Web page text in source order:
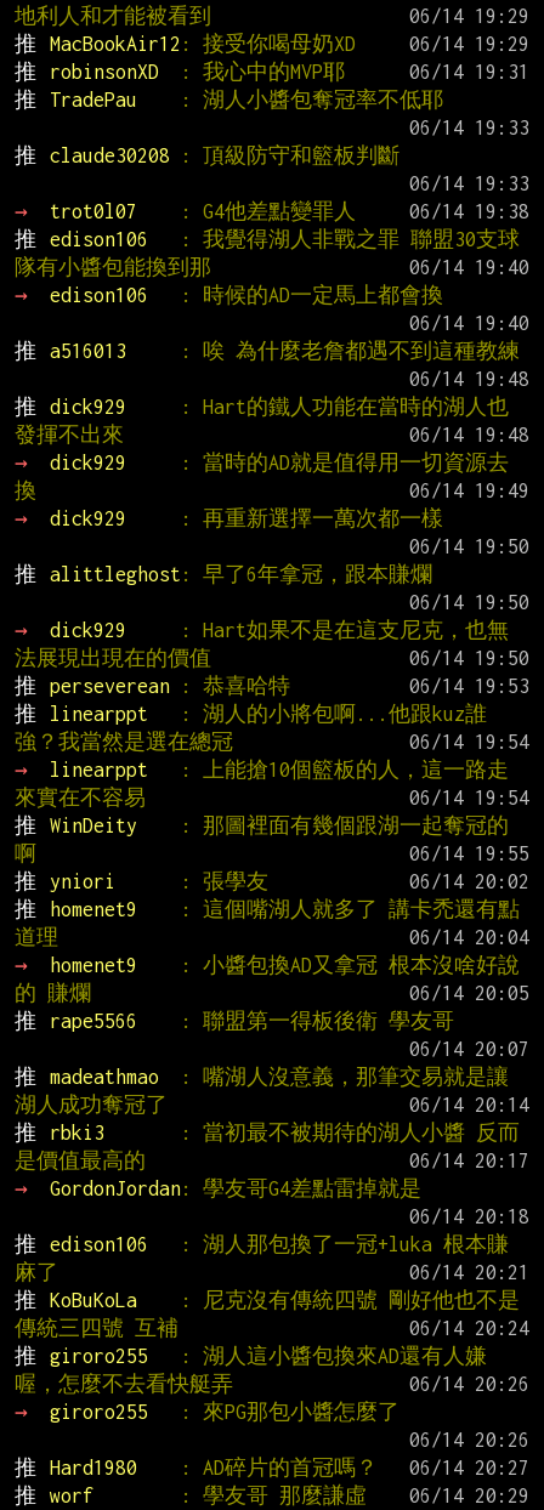
地利人和才能被看到
推
MacBookAir12 : 接受你喝母奶XD
推
robinsonXD : 我心中的MVP耶
推
TradePau
: 湖人小醬包奪冠率不低耶
推
claude30208
: 頂級防守和籃板判斷
→
trot0l07 : G4他差點變罪人
推
edison106
: 我覺得湖人非戰之罪 聯盟30支球
隊有小醬包能換到那
→
edison106
: 時候的AD一定馬上都會換
推
a516013
: 唉 為什麼老詹都遇不到這種教練
推
dick929
: Hart的鐵人功能在當時的湖人也
發揮不出來
→
dick929
: 當時的AD就是值得用一切資源去
換
→
dick929
: 再重新選擇一萬次都一樣
推
alittleghost : 早了6年拿冠，跟本賺爛
→
dick929
: Hart如果不是在這支尼克，也無
法展現出現在的價值
推
perseverean : 恭喜哈特
推
linearppt
: 湖人的小將包啊...他跟kuz誰
強？我當然是選在總冠
→
linearppt
: 上能搶10個籃板的人，這一路走
來實在不容易
推
WinDeity
: 那圖裡面有幾個跟湖一起奪冠的
啊
推
yniori : 張學友
推
homenet9
: 這個嘴湖人就多了 講卡禿還有點
道理
→
homenet9
: 小醬包換AD又拿冠 根本沒啥好說
的 賺爛
推
rape5566
: 聯盟第一得板後衛 學友哥
推
madeathmao
: 嘴湖人沒意義，那筆交易就是讓
湖人成功奪冠了
推
rbki3
: 當初最不被期待的湖人小醬 反而
是價值最高的
→
GordonJordan: 學友哥G4差點雷掉就是
推
edison106
: 湖人那包換了一冠+luka 根本賺
麻了
推
KoBuKoLa
: 尼克沒有傳統四號 剛好他也不是
傳統三四號 互補
推
giroro255
: 湖人這小醬包換來AD還有人嫌
喔，怎麼不去看快艇弄
→
giroro255
: 來PG那包小醬怎麼了
推
Hard1980 : AD碎片的首冠嗎？
推
worf : 學友哥 那麼謙虛